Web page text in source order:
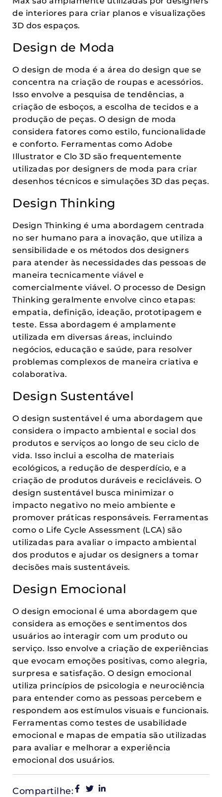
de interiores para criar planos e visualizações
3D dos espaços.
Design de Moda
O design de moda é a área do design que se
concentra na criação de roupas e acessórios.
Isso envolve a pesquisa de tendências, a
criação de esboços, a escolha de tecidos e a
produção de peças. O design de moda
considera fatores como estilo, funcionalidade
e conforto. Ferramentas como Adobe
Illustrator e Clo 3D são frequentemente
utilizadas por designers de moda para criar
desenhos técnicos e simulações 3D das peças.
Design Thinking
Design Thinking é uma abordagem centrada
no ser humano para a inovação, que utiliza a
sensibilidade e os métodos dos designers
para atender às necessidades das pessoas de
maneira tecnicamente viável e
comercialmente viável. O processo de Design
Thinking geralmente envolve cinco etapas:
empatia, definição, ideação, prototipagem e
teste. Essa abordagem é amplamente
utilizada em diversas áreas, incluindo
negócios, educação e saúde, para resolver
problemas complexos de maneira criativa e
colaborativa.
Design Sustentável
O design sustentável é uma abordagem que
considera o impacto ambiental e social dos
produtos e serviços ao longo de seu ciclo de
vida. Isso inclui a escolha de materiais
ecológicos, a redução de desperdício, e a
criação de produtos duráveis e recicláveis. O
design sustentável busca minimizar o
impacto negativo no meio ambiente e
promover práticas responsáveis. Ferramentas
como o Life Cycle Assessment (LCA) são
utilizadas para avaliar o impacto ambiental
dos produtos e ajudar os designers a tomar
decisões mais sustentáveis.
Design Emocional
O design emocional é uma abordagem que
considera as emoções e sentimentos dos
usuários ao interagir com um produto ou
serviço. Isso envolve a criação de experiências
que evocam emoções positivas, como alegria,
surpresa e satisfação. O design emocional
utiliza princípios de psicologia e neurociência
para entender como as pessoas percebem e
respondem aos estímulos visuais e funcionais.
Ferramentas como testes de usabilidade
emocional e mapas de empatia são utilizadas
para avaliar e melhorar a experiência
emocional dos usuários.
Compartilhe: